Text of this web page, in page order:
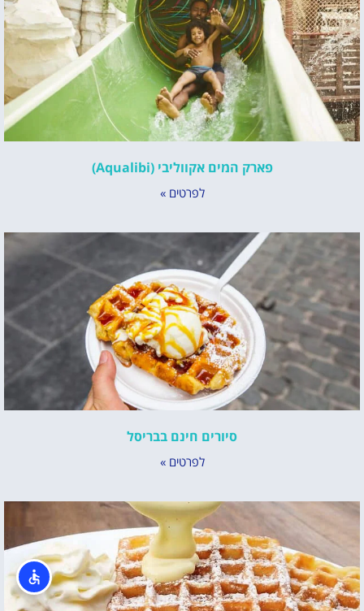
פארק המים אקווליבי (Aqualibi)
לפרטים »
סיורים חינם בבריסל
לפרטים »